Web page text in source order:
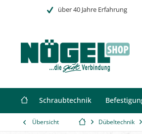
über 40 Jahre Erfahrung
Schraubtechnik
Übersicht Dübeltechnik